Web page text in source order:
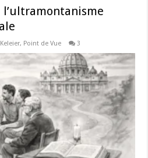
, Point de Vue 3